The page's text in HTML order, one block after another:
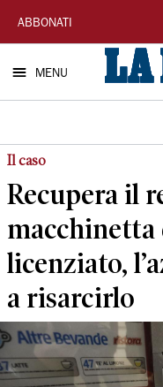
La
Nuova
Sardegna
ABBONATI
MENU
Il caso
Recupera il
macchinetta
licenziato,
a risarcirlo